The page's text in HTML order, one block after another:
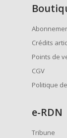
Crédits
Points de
CGV
Politique
e-RDN
Tribune